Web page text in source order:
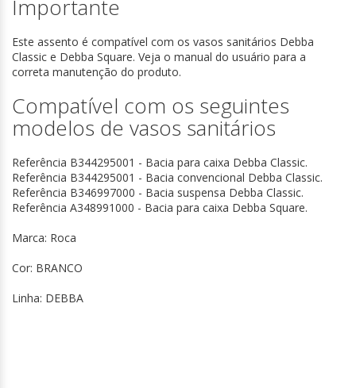
Importante
Este assento é compatível com os vasos sanitários Debba
Classic e Debba Square. Veja o manual do usuário para a
correta manutenção do produto.
Compatível com os seguintes
modelos de vasos sanitários
Referência B344295001 - Bacia para caixa Debba Classic.
Referência B344295001 - Bacia convencional Debba Classic.
Referência B346997000 - Bacia suspensa Debba Classic.
Referência A348991000 - Bacia para caixa Debba Square.
Marca: Roca
Cor: BRANCO
Linha: DEBBA